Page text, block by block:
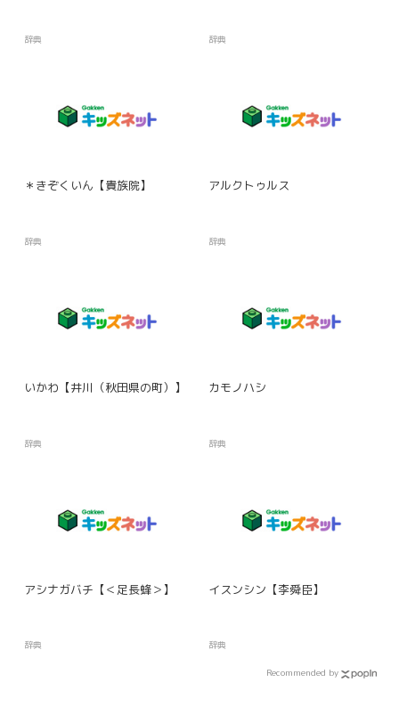
辞典 辞典
＊きぞくいん【貴族院】
辞典
アルクトゥルス
辞典
いかわ【井川（秋田県の町）】
辞典
カモノハシ
辞典
アシナガバチ【＜足長蜂＞】
辞典
イスンシン【李舜臣】
辞典
Recommended by